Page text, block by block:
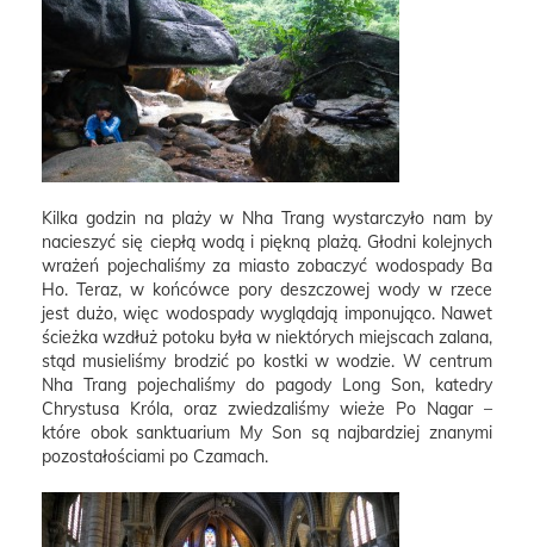
Kilka godzin na plaży w Nha Trang wystarczyło nam by
nacieszyć się ciepłą wodą i piękną plażą. Głodni kolejnych
wrażeń pojechaliśmy za miasto zobaczyć wodospady Ba
Ho. Teraz, w końcówce pory deszczowej wody w rzece
jest dużo, więc wodospady wyglądają imponująco. Nawet
ścieżka wzdłuż potoku była w niektórych miejscach zalana,
stąd musieliśmy brodzić po kostki w wodzie. W centrum
Nha Trang pojechaliśmy do pagody Long Son, katedry
Chrystusa Króla, oraz zwiedzaliśmy wieże Po Nagar –
które obok sanktuarium My Son są najbardziej znanymi
pozostałościami po Czamach.